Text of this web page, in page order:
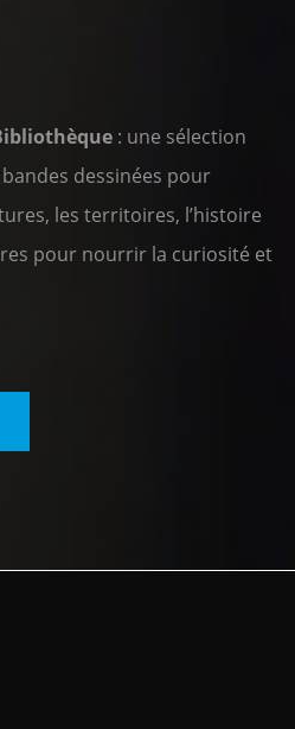
: une sélection
bandes dessinées pour
les territoires, l’histoire
pour nourrir la curiosité et